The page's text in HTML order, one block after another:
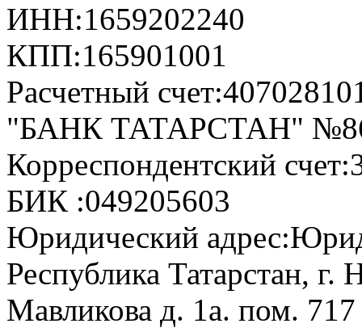
ИНН:1659202240
КПП:165901001
Расчетный счет:
"БАНК ТАТАРСТАН"
Корреспондентский счет:
БИК :049205603
Юридический адрес:
Республика Татарстан,
Мавликова д. 1а. пом. 717